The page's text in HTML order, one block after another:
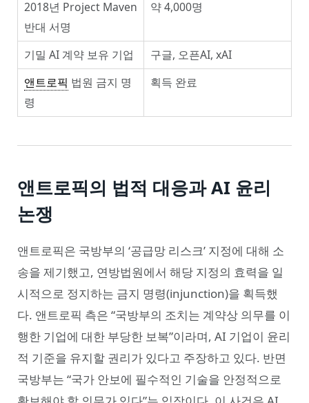
2018년 Project Maven
반대 서명
약 4,000명
기밀 AI 계약 보유 기업
구글, 오픈AI, xAI
앤트로픽 법원 금지 명
령
획득 완료
앤트로픽의 법적 대응과 AI 윤리
논쟁
앤트로픽은 국방부의 ‘공급망 리스크’ 지정에 대해 소
송을 제기했고, 연방법원에서 해당 지정의 효력을 일
시적으로 정지하는 금지 명령(injunction)을 획득했
다. 앤트로픽 측은 “국방부의 조치는 계약상 의무를 이
행한 기업에 대한 부당한 보복”이라며, AI 기업이 윤리
적 기준을 유지할 권리가 있다고 주장하고 있다. 반면
국방부는 “국가 안보에 필수적인 기술을 안정적으로